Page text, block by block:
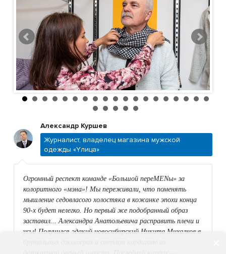
Александр Куршев
Журналист, владелец магазина мужской
одежды «Yлица»
Огромный респект команде «Большой переMENы» за
колоритного «мэна»! Мы переживали, что поменять
мышление седовласого холостяка в кожанке эпохи конца
90-х будет нелегко. Но первый же подобранный образ
заставил... Александра Анатольевича расправить плечи и
усы! Получился эдакий новосибирский Никита Михалков в